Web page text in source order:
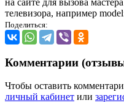
на сайте для вызова
телевизора, например
Поделиться:
Комментарии
Чтобы оставить
личный кабинет или